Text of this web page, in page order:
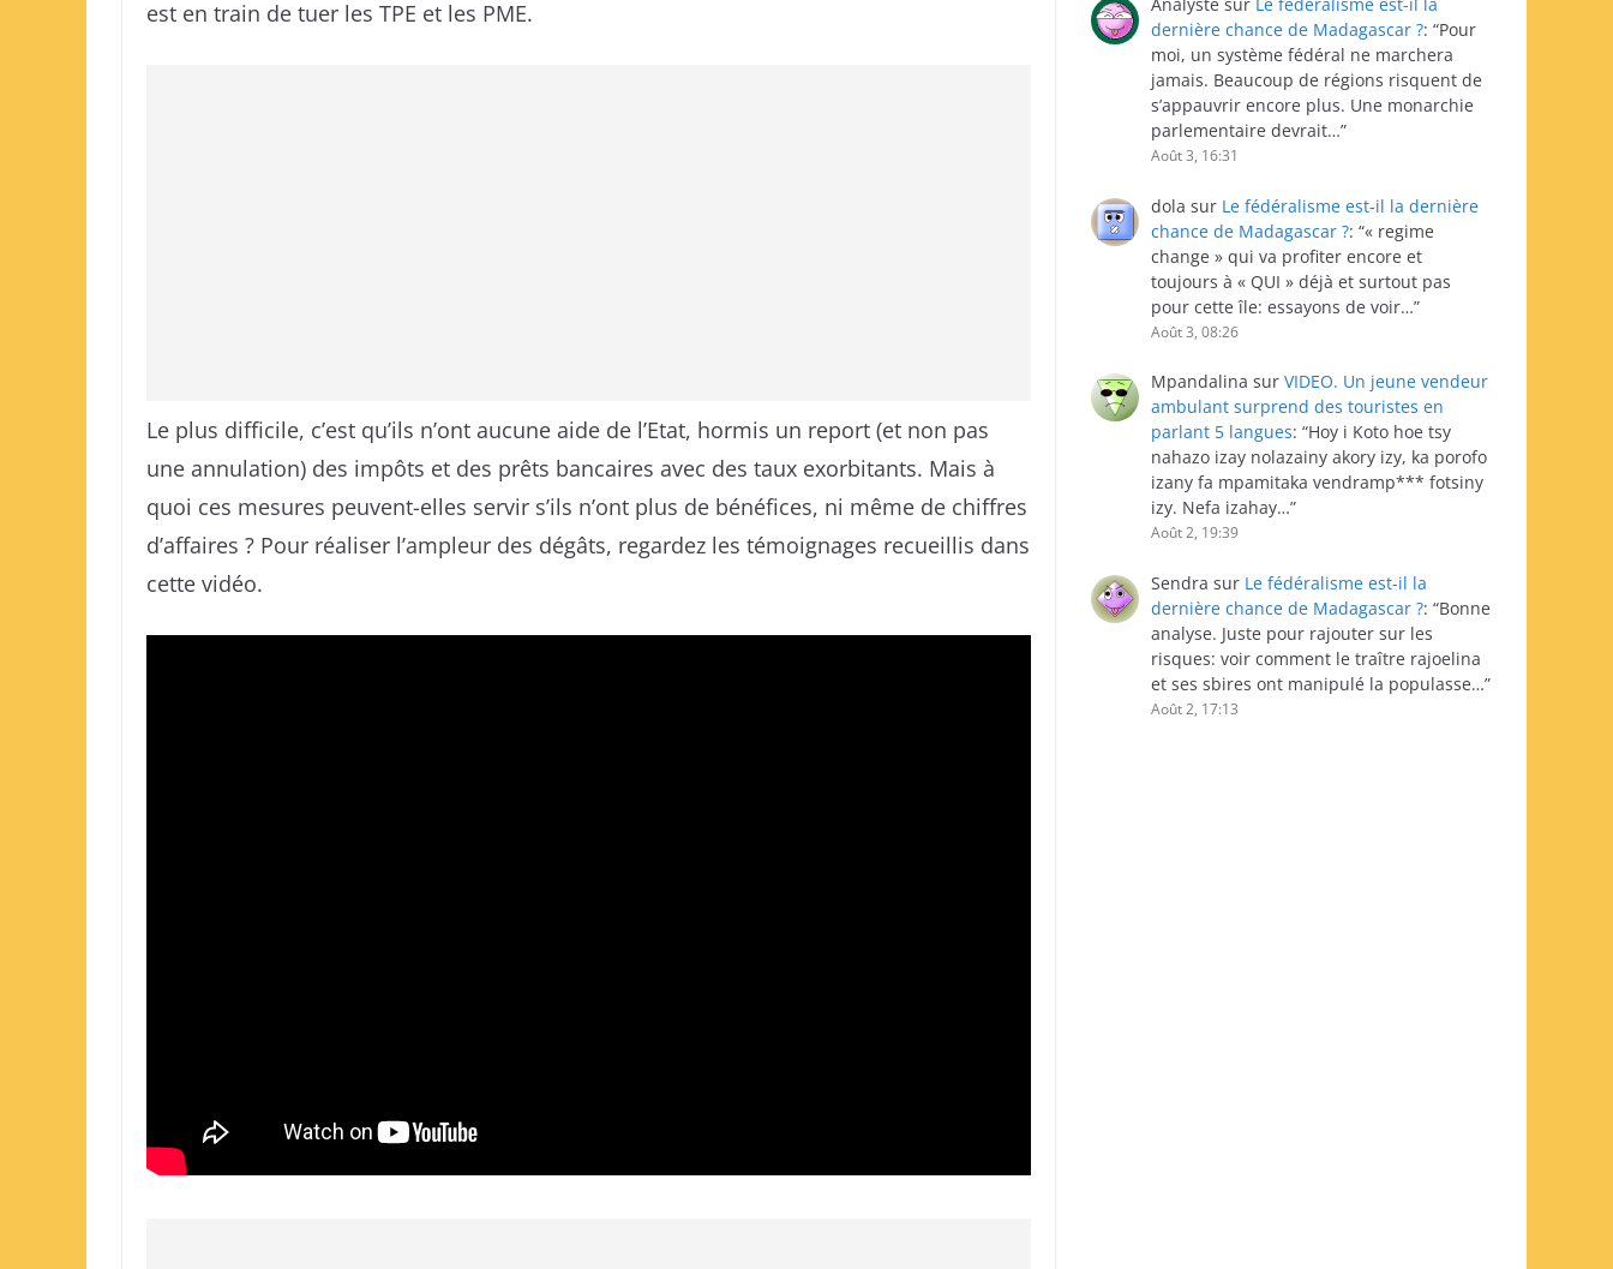
est en train de tuer les TPE et les PME.
Le plus difficile, c’est qu’ils n’ont aucune aide de l’Etat, hormis un report (et non pas
une annulation) des impôts et des prêts bancaires avec des taux exorbitants. Mais à
quoi ces mesures peuvent-elles servir s’ils n’ont plus de bénéfices, ni même de chiffres
d’affaires ? Pour réaliser l’ampleur des dégâts, regardez les témoignages recueillis dans
cette vidéo.
dernière chance de Madagascar ?: “Pour
moi, un système fédéral ne marchera
jamais. Beaucoup de régions risquent de
s’appauvrir encore plus. Une monarchie
parlementaire devrait…”
Août 3, 16:31
dola sur Le fédéralisme est-il la dernière
chance de Madagascar ?: “« regime
change » qui va profiter encore et
toujours à « QUI » déjà et surtout pas
pour cette île: essayons de voir…”
Août 3, 08:26
Mpandalina sur VIDEO. Un jeune vendeur
ambulant surprend des touristes en
parlant 5 langues: “Hoy i Koto hoe tsy
nahazo izay nolazainy akory izy, ka porofo
izany fa mpamitaka vendramp*** fotsiny
izy. Nefa izahay…”
Août 2, 19:39
Sendra sur Le fédéralisme est-il la
dernière chance de Madagascar ?: “Bonne
analyse. Juste pour rajouter sur les
risques: voir comment le traître rajoelina
et ses sbires ont manipulé la populasse…”
Août 2, 17:13